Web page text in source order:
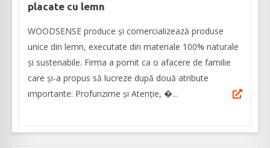
placate cu lemn
WOODSENSE produce și comercializează produse
unice din lemn, executate din materiale 100% naturale
și sustenabile. Firma a pornit ca o afacere de familie
care și-a propus să lucreze după două atribute
importante: Profunzime și Atenție, �...